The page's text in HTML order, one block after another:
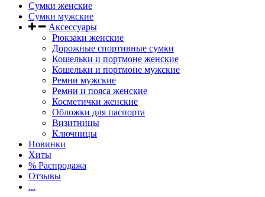
Сумки женские
Сумки мужские
Аксессуары
Рюкзаки женские
Дорожные спортивные сумки
Кошельки и портмоне женские
Кошельки и портмоне мужские
Ремни мужские
Ремни и пояса женские
Косметички женские
Обложки для паспорта
Визитницы
Ключницы
Новинки
Хиты
% Распродажа
Отзывы
...